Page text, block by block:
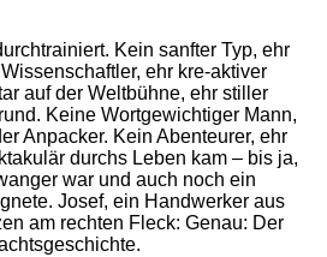
Kein sanfter Typ, ehr
ehr kre-aktiver
auf der Weltbühne, ehr stiller
Keine Wortgewichtiger Mann,
Anpacker. Kein Abenteurer, ehr
durchs Leben kam – bis ja,
war und auch noch ein
Josef, ein Handwerker aus
am rechten Fleck: Genau: Der